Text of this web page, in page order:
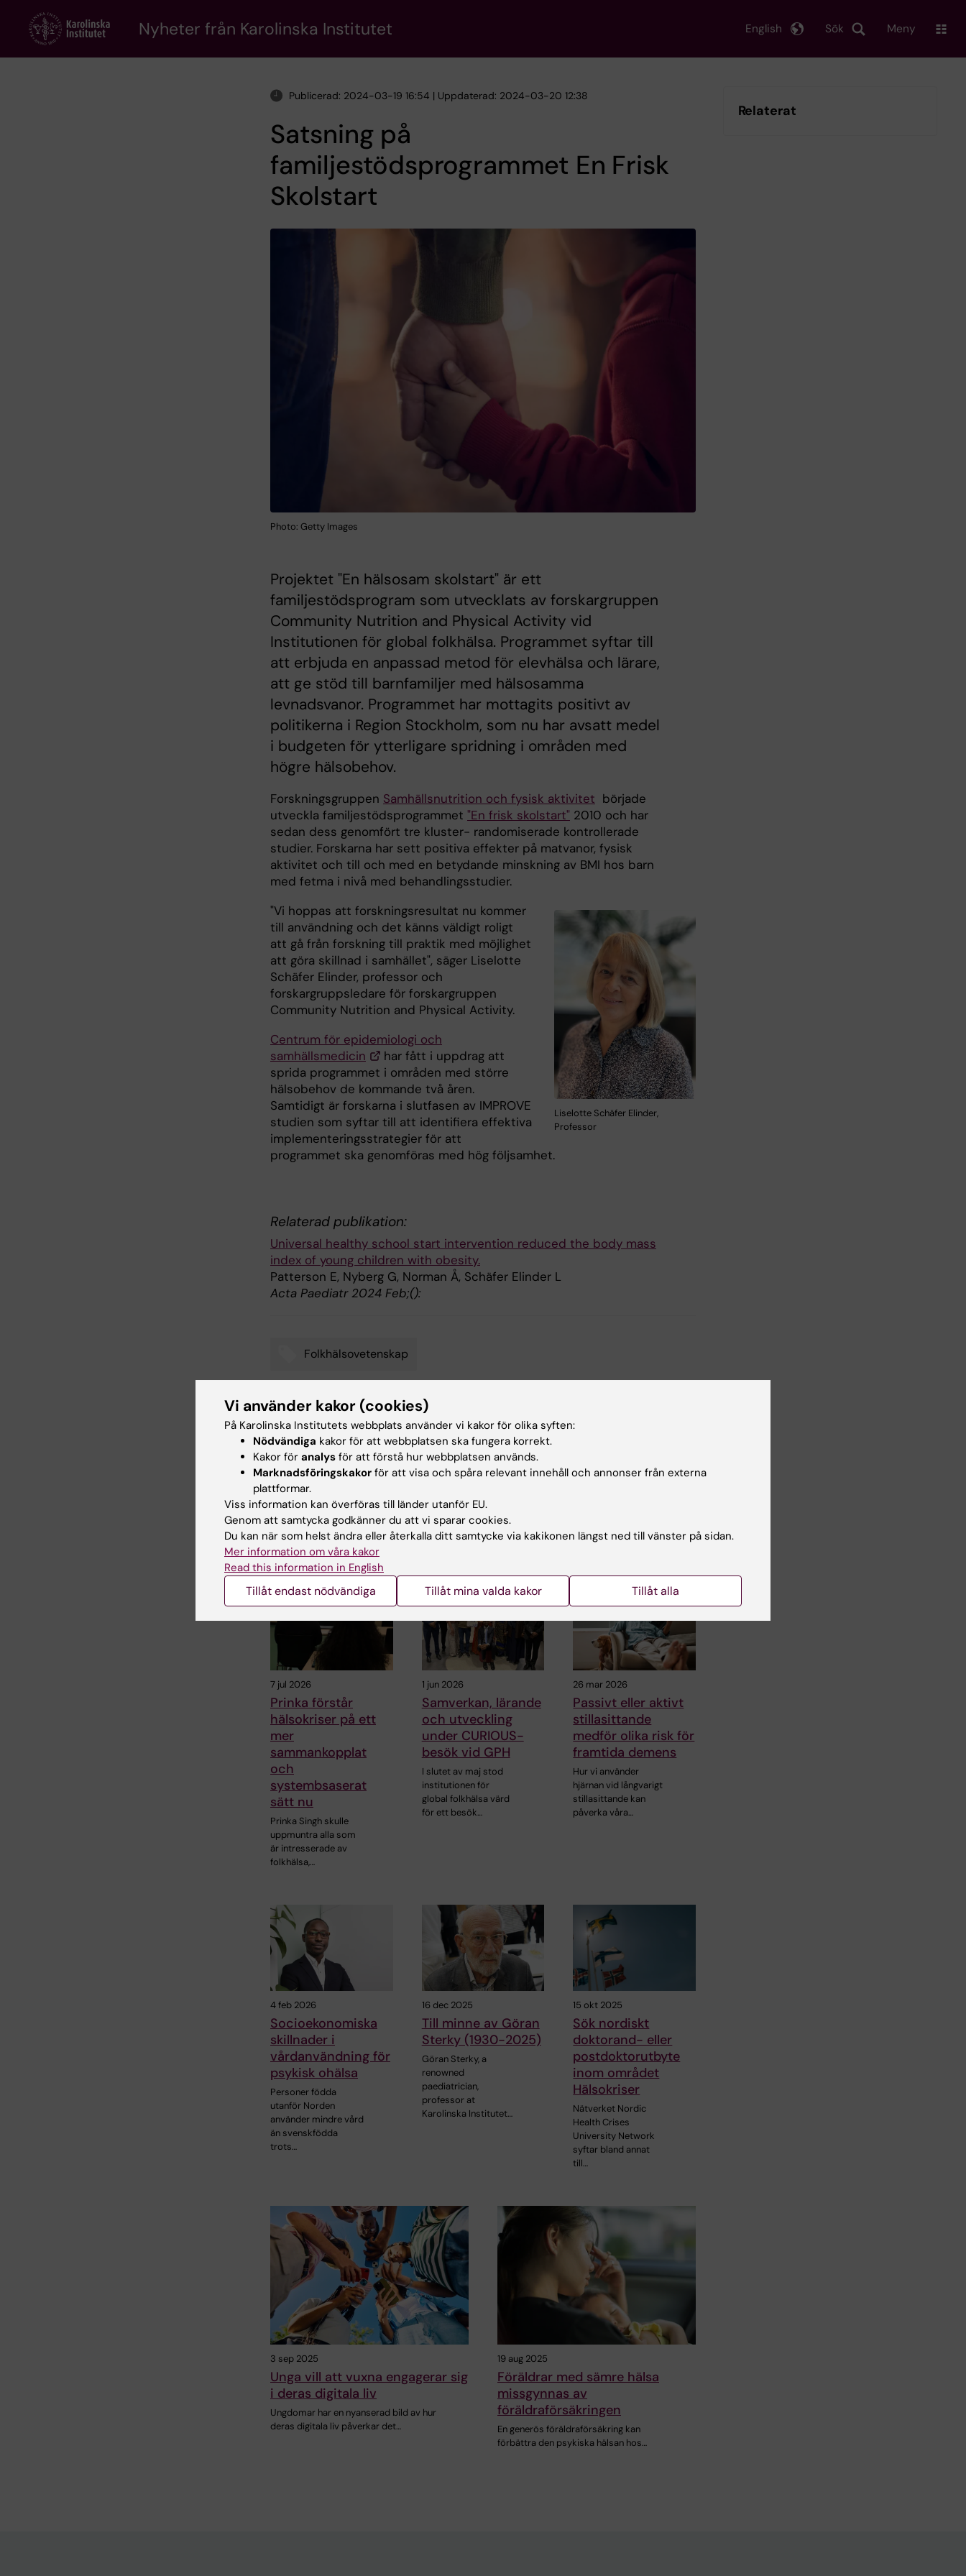
content
Nyheter från Karolinska Institutet Sök
English Meny
Publicerad: 2024-03-19 16:54 | Uppdaterad: 2024-03-20 12:38
Satsning på
familjestödsprogrammet En Frisk
Skolstart
Photo: Getty Images
Projektet "En hälsosam skolstart" är ett
familjestödsprogram som utvecklats av forskargruppen
Community Nutrition and Physical Activity vid
Institutionen för global folkhälsa. Programmet syftar till
att erbjuda en anpassad metod för elevhälsa och lärare,
att ge stöd till barnfamiljer med hälsosamma
levnadsvanor. Programmet har mottagits positivt av
politikerna i Region Stockholm, som nu har avsatt medel
i budgeten för ytterligare spridning i områden med
högre hälsobehov.
Forskningsgruppen Samhällsnutrition och fysisk aktivitet började
utveckla familjestödsprogrammet "En frisk skolstart" 2010 och har
sedan dess genomfört tre kluster- randomiserade kontrollerade
studier. Forskarna har sett positiva effekter på matvanor, fysisk
aktivitet och till och med en betydande minskning av BMI hos barn
med fetma i nivå med behandlingsstudier.
Liselotte Schäfer Elinder,
Professor
"Vi hoppas att forskningsresultat nu kommer
till användning och det känns väldigt roligt
att gå från forskning till praktik med möjlighet
att göra skillnad i samhället", säger Liselotte
Schäfer Elinder, professor och
forskargruppsledare för forskargruppen
Community Nutrition and Physical Activity.
Centrum för epidemiologi och
samhällsmedicin
har fått i uppdrag att
sprida programmet i områden med större
hälsobehov de kommande två åren.
Samtidigt är forskarna i slutfasen av IMPROVE
studien som syftar till att identifiera effektiva
implementeringsstrategier för att
programmet ska genomföras med hög följsamhet.
Relaterad publikation:
Universal healthy school start intervention reduced the body mass
index of young children with obesity.
Patterson E, Nyberg G, Norman Å, Schäfer Elinder L
Acta Paediatr 2024 Feb;():
Folkhälsovetenskap
Uppdaterad av:
Maja Rudolphson 2024-03-20
Dela
Relaterade artiklar
7 jul 2026
Prinka förstår
hälsokriser på ett
mer
sammankopplat
och
systembsaserat
sätt nu
Prinka Singh skulle
uppmuntra alla som
är intresserade av
folkhälsa,…
1 jun 2026
Samverkan, lärande
och utveckling
under CURIOUS-
besök vid GPH
I slutet av maj stod
institutionen för
global folkhälsa värd
för ett besök…
26 mar 2026
Passivt eller aktivt
stillasittande
medför olika risk för
framtida demens
Hur vi använder
hjärnan vid långvarigt
stillasittande kan
påverka våra…
4 feb 2026
Socioekonomiska
skillnader i
vårdanvändning för
psykisk ohälsa
Personer födda
utanför Norden
använder mindre vård
än svenskfödda
trots…
16 dec 2025
Till minne av Göran
Sterky (1930-2025)
Göran Sterky, a
renowned
paediatrician,
professor at
Karolinska Institutet…
15 okt 2025
Sök nordiskt
doktorand- eller
postdoktorutbyte
inom området
Hälsokriser
Nätverket Nordic
Health Crises
University Network
syftar bland annat
till…
3 sep 2025
Unga vill att vuxna engagerar sig
i deras digitala liv
Ungdomar har en nyanserad bild av hur
deras digitala liv påverkar det…
19 aug 2025
Föräldrar med sämre hälsa
missgynnas av
föräldraförsäkringen
En generös föräldraförsäkring kan
förbättra den psykiska hälsan hos…
Relaterat
Vi använder kakor (cookies)
På Karolinska Institutets webbplats använder vi kakor för olika syften:
Nödvändiga kakor för att webbplatsen ska fungera korrekt.
Kakor för analys för att förstå hur webbplatsen används.
Marknadsföringskakor för att visa och spåra relevant innehåll och annonser från externa
plattformar.
Viss information kan överföras till länder utanför EU.
Genom att samtycka godkänner du att vi sparar cookies.
Du kan när som helst ändra eller återkalla ditt samtycke via kakikonen längst ned till vänster på sidan.
Mer information om våra kakor
Read this information in English
Tillåt endast nödvändiga Tillåt mina valda kakor Tillåt alla